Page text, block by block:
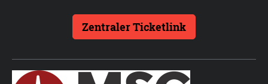
Zentraler Ticketlink